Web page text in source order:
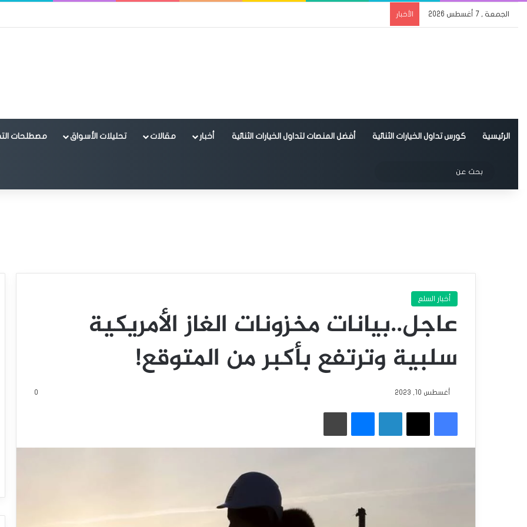
الجمعة , 7 أغسطس 2026 الأخبار
الرئيسية كورس تداول الخيارات الثنائية أفضل المنصات لتداول الخيارات الثنائية أخبار مقالات تحليلات الأسواق مصطلحات
الوضع المظلم
عن
أخبار السلع
عاجل..بيانات مخزونات الغاز الأمريكية
سلبية وترتفع بأكبر من المتوقع!
أغسطس 10, 2023 0
فيسبوك
‫X لينكدإن ماسنجر طباعة